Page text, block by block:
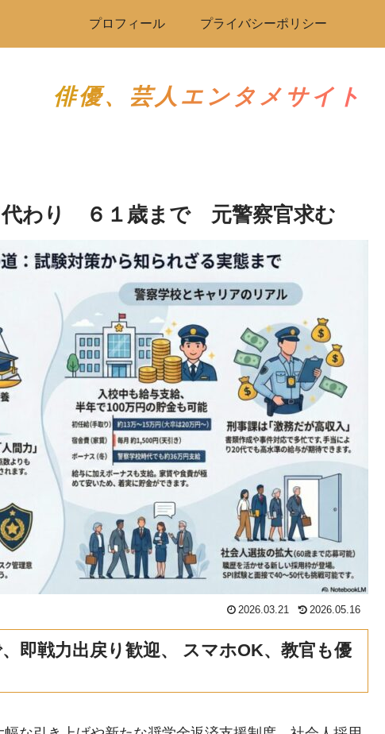
俳優、芸人エンタメサイト
プロフィール プライバシーポリシー
わり ６１歳まで 元警察官求む
2026.03.21 2026.05.16
即戦力出戻り歓迎、 スマホOK、教官も優